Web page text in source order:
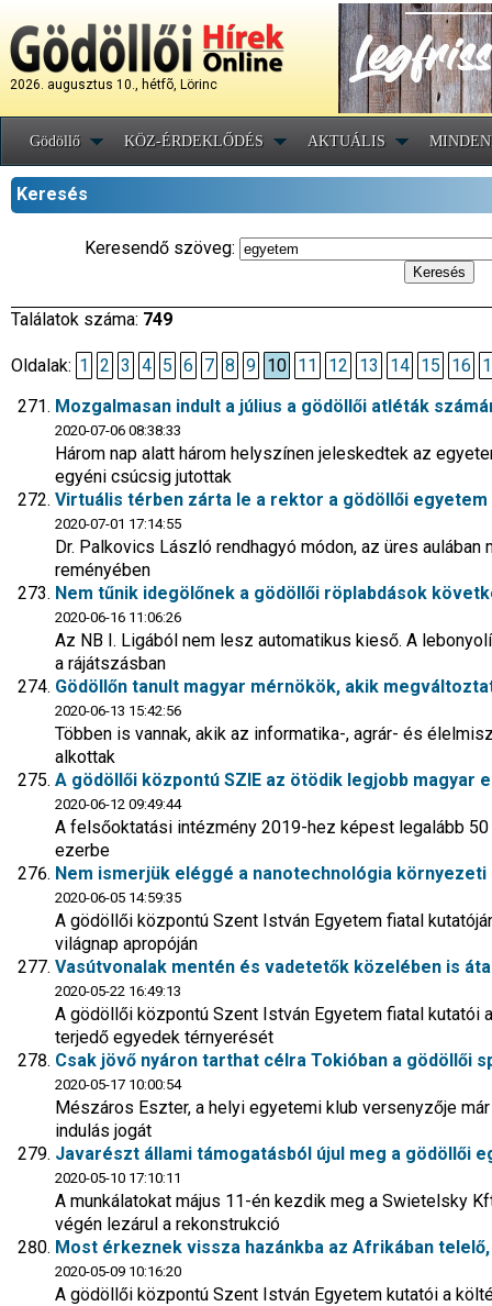
2026. augusztus 10., hétfõ, Lörinc
Gödöllő KÖZ-ÉRDEKLŐDÉS AKTUÁLIS
Keresés
Keresendő szöveg:
Találatok száma: 749
Oldalak: 1 2 3 4 5 6 7 8 9 10 11 12 13 14 15 16
Mozgalmasan indult a július a gödöllői atléták
2020-07-06 08:38:33
Három nap alatt három helyszínen jeleskedtek az
egyéni csúcsig jutottak
Virtuális térben zárta le a rektor a gödöllői
2020-07-01 17:14:55
Dr. Palkovics László rendhagyó módon, az üres
reményében
Nem tűnik idegölőnek a gödöllői röplabdások
2020-06-16 11:06:26
Az NB I. Ligából nem lesz automatikus kieső. A
a rájátszásban
Gödöllőn tanult magyar mérnökök, akik
2020-06-13 15:42:56
Többen is vannak, akik az informatika-, agrár- és
alkottak
A gödöllői központú SZIE az ötödik legjobb magyar
2020-06-12 09:49:44
A felsőoktatási intézmény 2019-hez képest legalább
ezerbe
Nem ismerjük eléggé a nanotechnológia
2020-06-05 14:59:35
A gödöllői központú Szent István Egyetem fiatal
világnap apropóján
Vasútvonalak mentén és vadetetők közelében is
2020-05-22 16:49:13
A gödöllői központú Szent István Egyetem fiatal kutatói
terjedő egyedek térnyerését
Csak jövő nyáron tarthat célra Tokióban a gödöllői
2020-05-17 10:00:54
Mészáros Eszter, a helyi egyetemi klub versenyzője
indulás jogát
Javarészt állami támogatásból újul meg a gödöllői
2020-05-10 17:10:11
A munkálatokat május 11-én kezdik meg a Swietelsky
végén lezárul a rekonstrukció
Most érkeznek vissza hazánkba az Afrikában
2020-05-09 10:16:20
A gödöllői központú Szent István Egyetem kutatói a